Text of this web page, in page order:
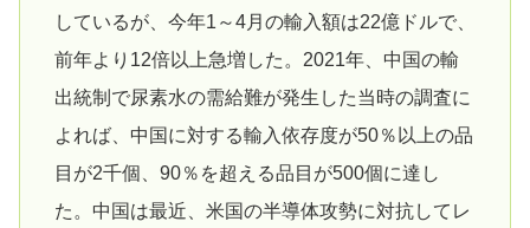
しているが、今年1～4月の輸入額は22億ドルで、
前年より12倍以上急増した。2021年、中国の輸
出統制で尿素水の需給難が発生した当時の調査に
よれば、中国に対する輸入依存度が50％以上の品
目が2千個、90％を超える品目が500個に達し
た。中国は最近、米国の半導体攻勢に対抗してレ